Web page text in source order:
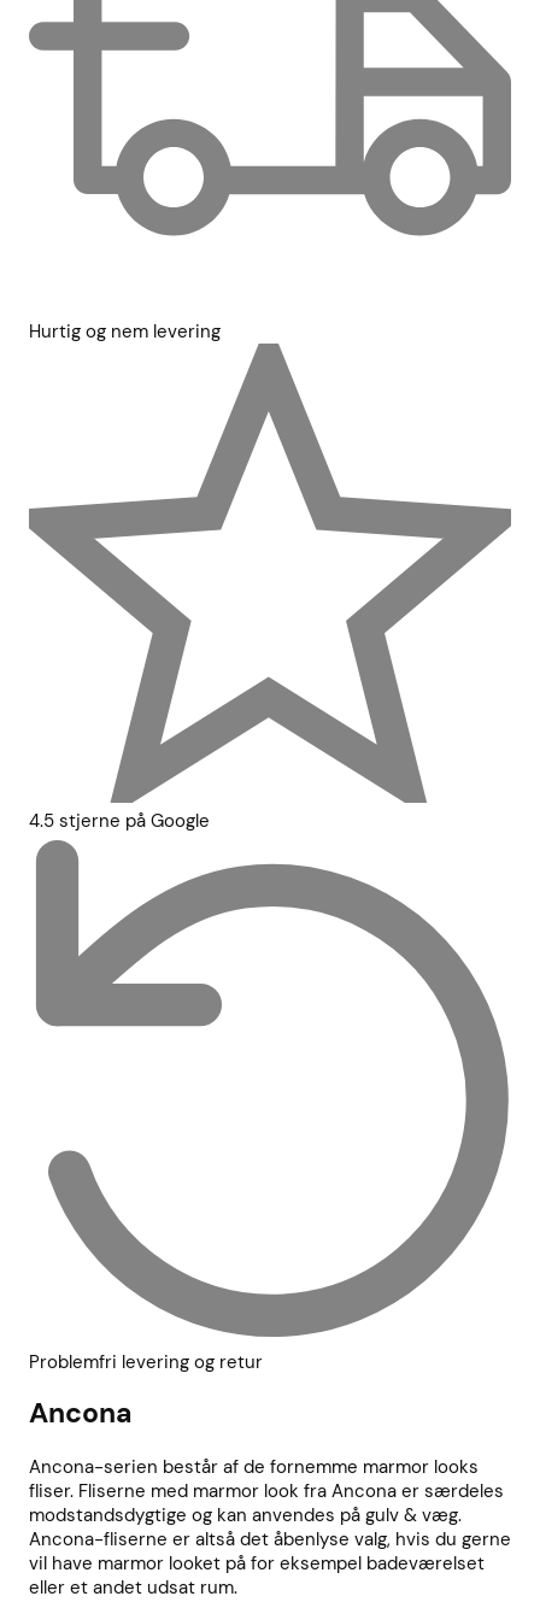
Hurtig og nem levering
4.5 stjerne på Google
Problemfri levering og retur
Ancona
Ancona-serien består af de fornemme marmor looks
fliser. Fliserne med marmor look fra Ancona er særdeles
modstandsdygtige og kan anvendes på gulv & væg.
Ancona-fliserne er altså det åbenlyse valg, hvis du gerne
vil have marmor looket på for eksempel badeværelset
eller et andet udsat rum.